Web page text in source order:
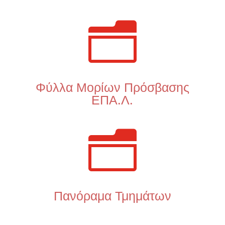
n
Φύλλα Μορίων Πρόσβασης
ΕΠΑ.Λ.
n
Πανόραμα Τμημάτων